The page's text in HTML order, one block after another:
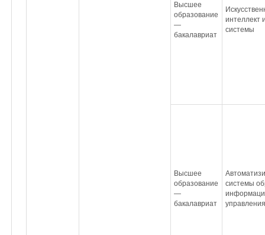
Высшее
образование
—
бакалавриат
интеллект
системы
Высшее
образование
—
бакалавриат
системы
управления